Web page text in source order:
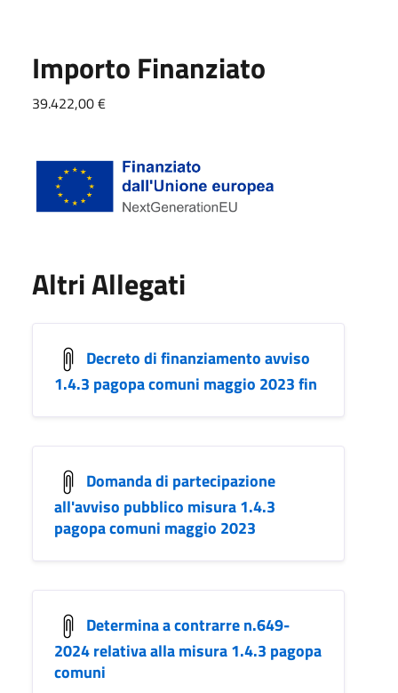
Importo Finanziato
39.422,00 €
Altri Allegati
Decreto di finanziamento avviso
1.4.3 pagopa comuni maggio 2023 fin
Domanda di partecipazione
all'avviso pubblico misura 1.4.3
pagopa comuni maggio 2023
Determina a contrarre n.649-
2024 relativa alla misura 1.4.3 pagopa
comuni